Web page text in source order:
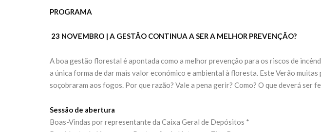
PROGRAMA
23 NOVEMBRO | A GESTÃO CONTINUA A SER A MELHOR PREVENÇÃO?
A boa gestão florestal é apontada como a melhor prevenção para os riscos de
a única forma de dar mais valor económico e ambiental à floresta. Este Verão
soçobraram aos fogos. Por que razão? Vale a pena gerir? Como? O que deverá ser
Sessão de abertura
Boas-Vindas por representante da Caixa Geral de Depósitos *